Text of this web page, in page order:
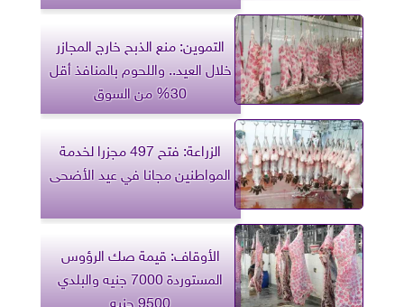
التموين: منع الذبح خارج المجازر
خلال العيد.. واللحوم بالمنافذ أقل
30% من السوق
الزراعة: فتح 497 مجزرا لخدمة
المواطنين مجانا في عيد الأضحى
الأوقاف: قيمة صك الرؤوس
المستوردة 7000 جنيه والبلدي
9500 جنيه